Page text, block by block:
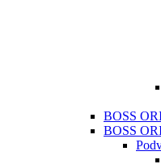
BOSS
BOSS